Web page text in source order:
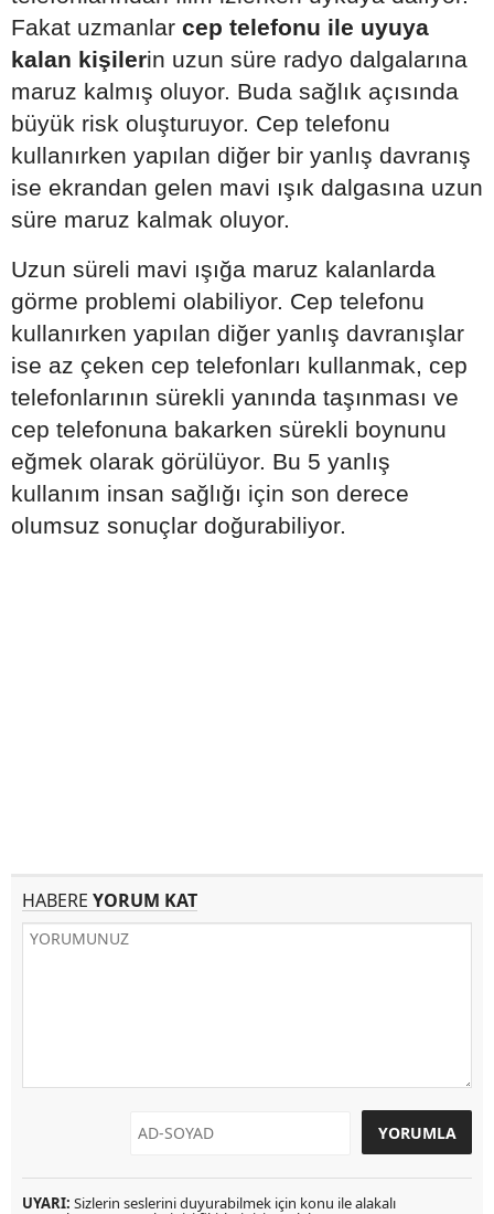
Fakat uzmanlar cep telefonu ile uyuya
kalan kişilerin uzun süre radyo dalgalarına
maruz kalmış oluyor. Buda sağlık açısında
büyük risk oluşturuyor. Cep telefonu
kullanırken yapılan diğer bir yanlış davranış
ise ekrandan gelen mavi ışık dalgasına uzun
süre maruz kalmak oluyor.
Uzun süreli mavi ışığa maruz kalanlarda
görme problemi olabiliyor. Cep telefonu
kullanırken yapılan diğer yanlış davranışlar
ise az çeken cep telefonları kullanmak, cep
telefonlarının sürekli yanında taşınması ve
cep telefonuna bakarken sürekli boynunu
eğmek olarak görülüyor. Bu 5 yanlış
kullanım insan sağlığı için son derece
olumsuz sonuçlar doğurabiliyor.
HABERE YORUM KAT
UYARI: Sizlerin seslerini duyurabilmek için konu ile alakalı